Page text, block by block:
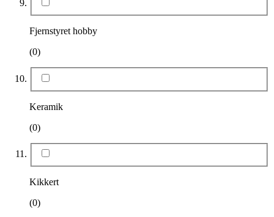
Fjernstyret hobby
(0)
Keramik
(0)
Kikkert
(0)